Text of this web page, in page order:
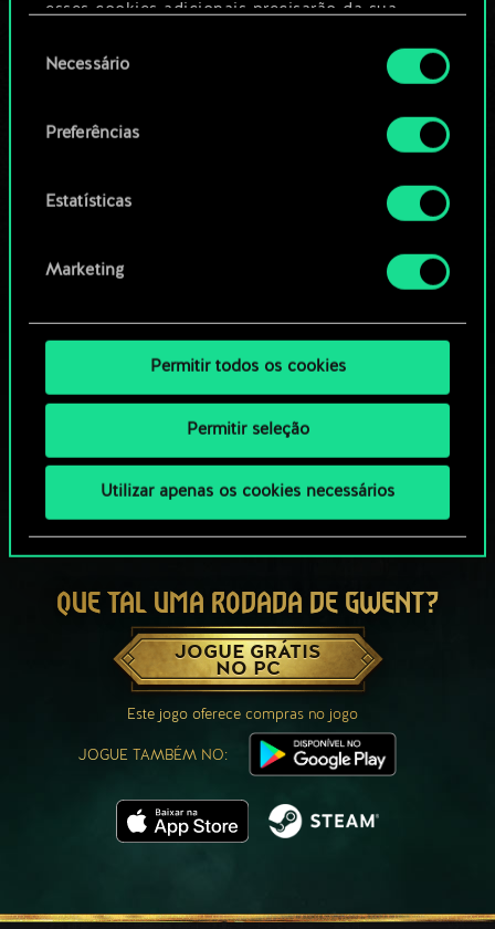
esses cookies adicionais precisarão da sua
Você encontrará todos os detalhes sobre o uso
de cookies e poderá ajustar as suas preferências
no menu "Configurações" abaixo.
deNecessário
Preferências
Estatísticas
Marketing
Permitir todos os cookies
Permitir seleção
Utilizar apenas os cookies necessários
Navegue pelos baralhos da
QUE TAL UMA RODADA DE GWENT?
JOGUE GRÁTIS
NO PC
Este jogo oferece compras no jogo
JOGUE TAMBÉM NO: